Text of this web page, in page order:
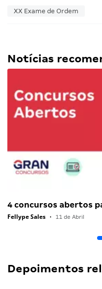
XX Exame de Ordem
Notícias
4 concursos abertos
Fellype Sales • 11 de Abril
Depoimentos